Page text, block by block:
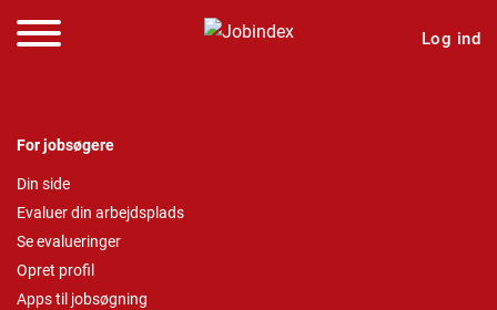
Log ind
For jobsøgere
Din side
Evaluer din arbejdsplads
Se evalueringer
Opret profil
Apps til jobsøgning